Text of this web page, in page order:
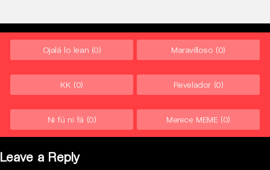
Ojalá lo lean (0) Maravilloso (0)
KK (0) Revelador (0)
Ni fú ni fá (0) Merece MEME (0)
Leave a Reply